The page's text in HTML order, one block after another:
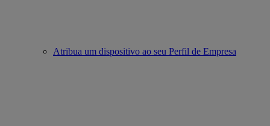
Atribua um dispositivo ao seu Perfil de Empresa